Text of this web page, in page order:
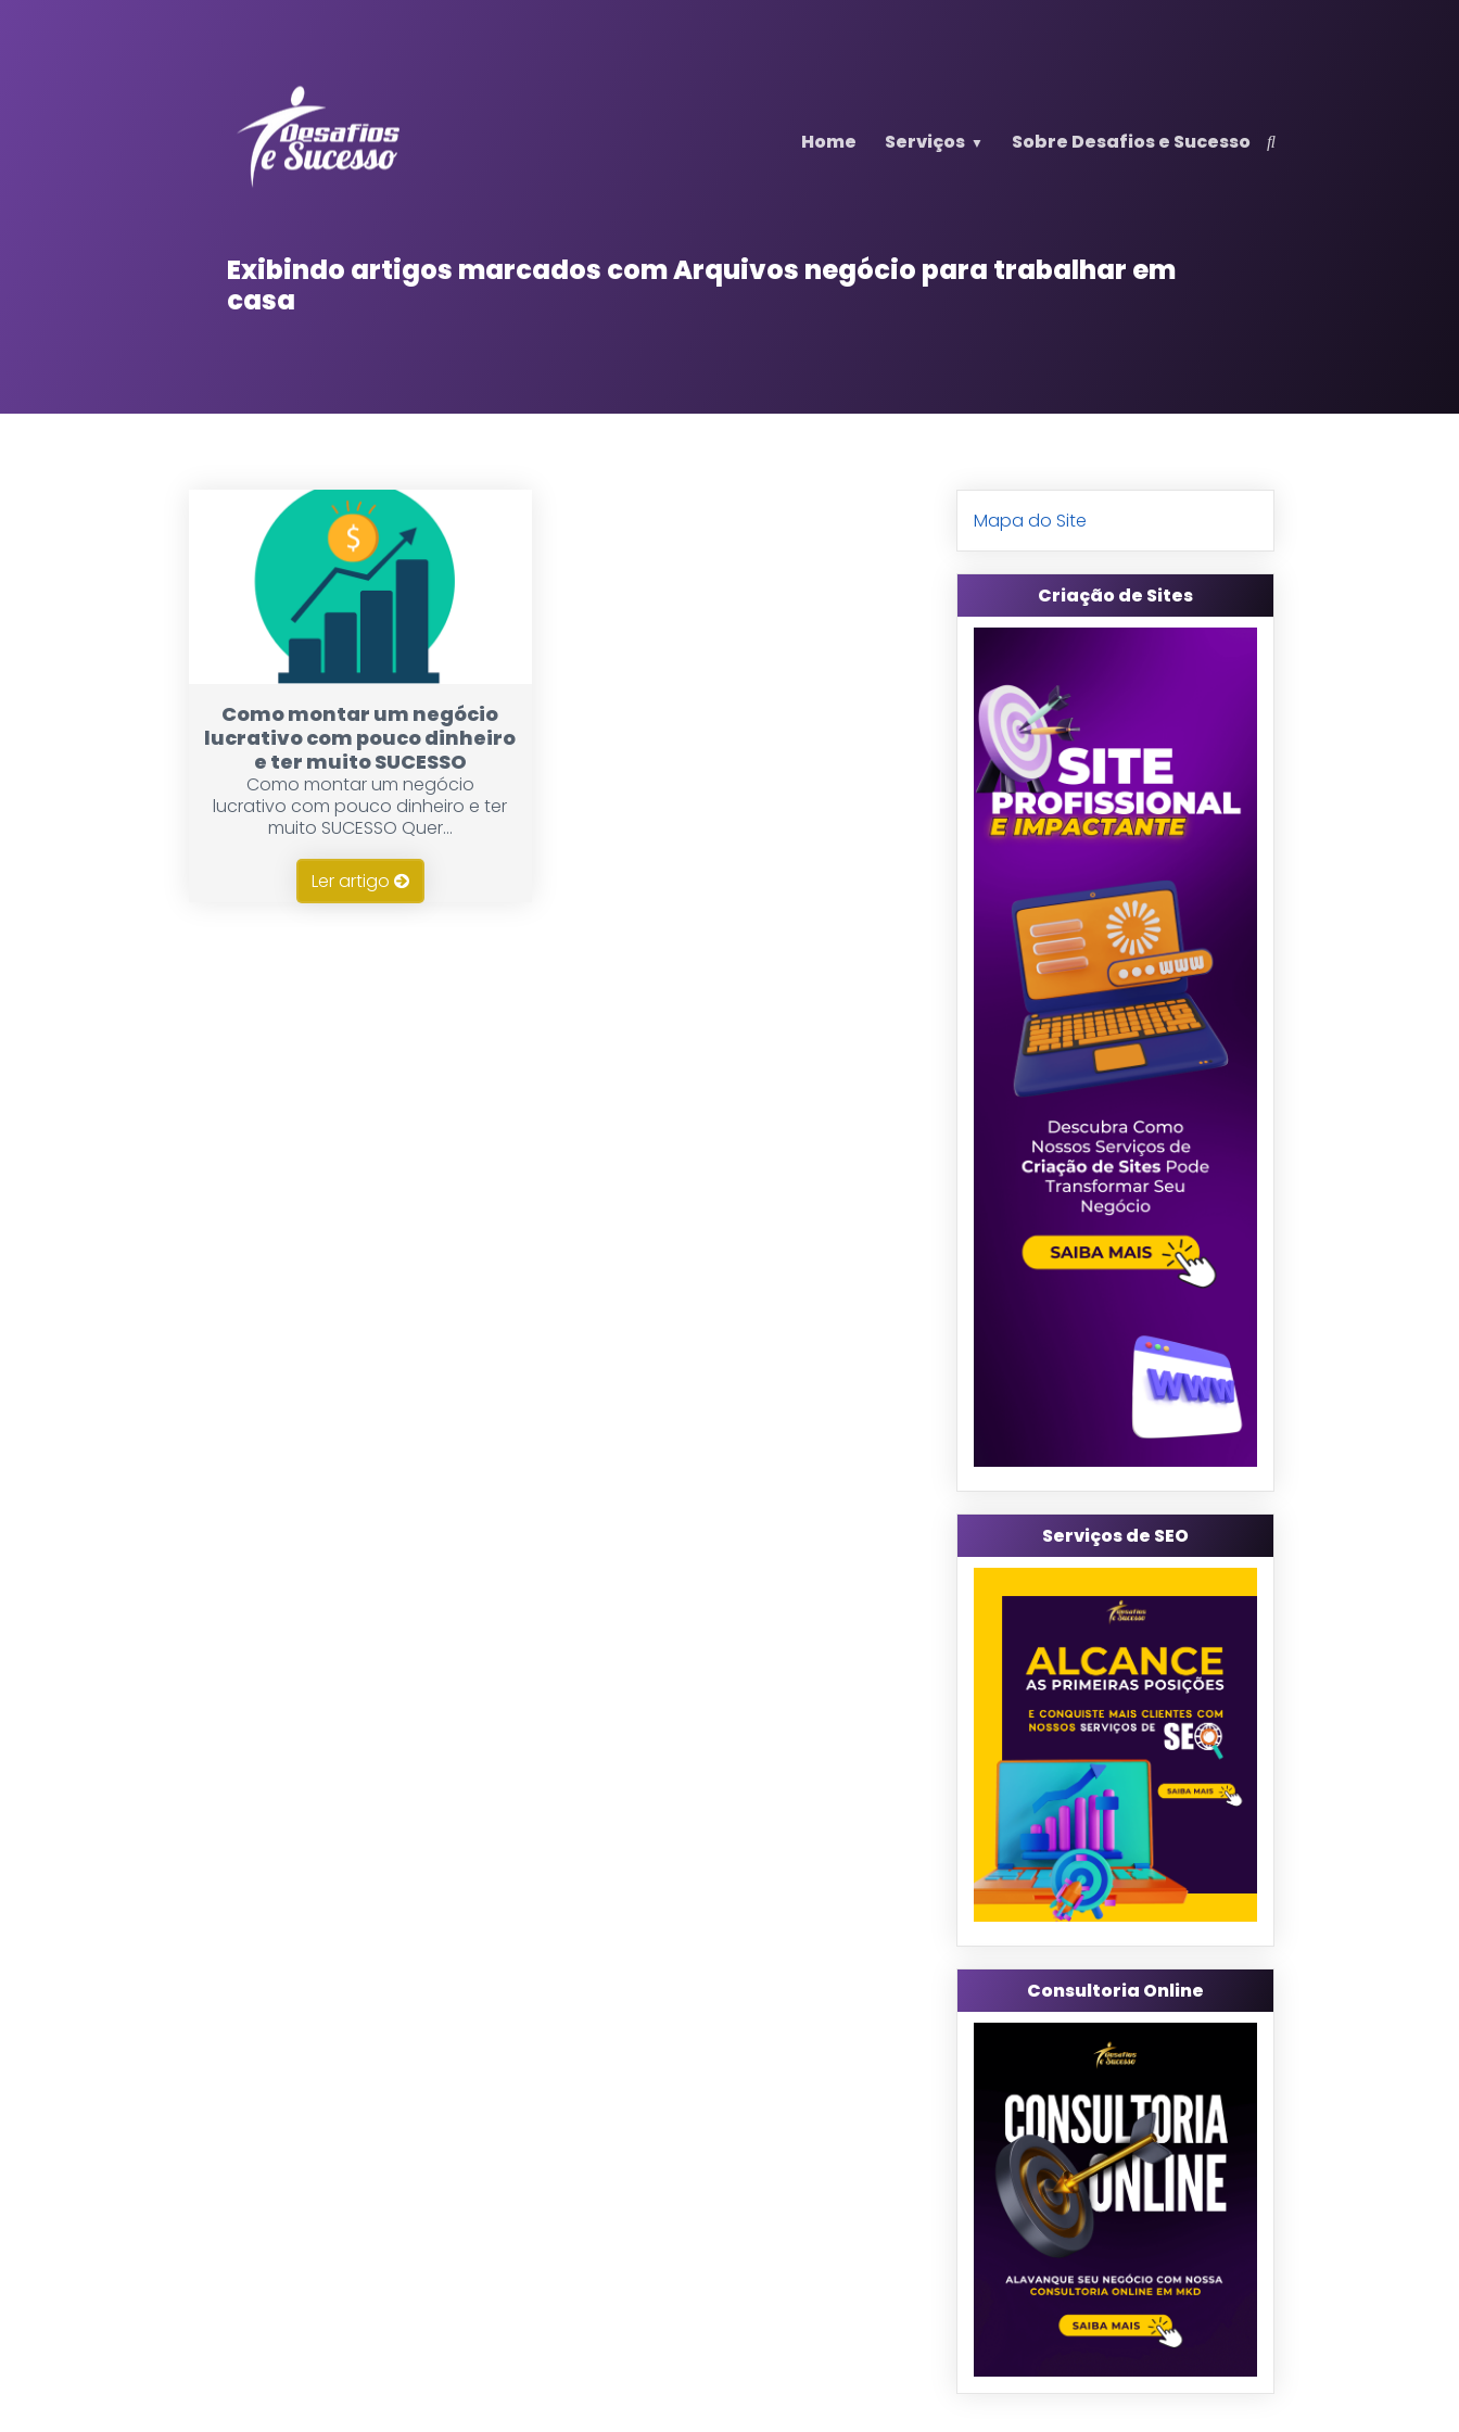
Home Serviços Sobre Desafios e Sucesso
Exibindo artigos marcados comArquivos negócio para trabalhar em
casa
Como montar um negócio
lucrativo com pouco dinheiro
e ter muito SUCESSO
Como montar um negócio
lucrativo com pouco dinheiro e ter
muito SUCESSO Quer...
Ler artigo
Mapa do Site
Criação de Sites
Serviços de SEO
Consultoria Online